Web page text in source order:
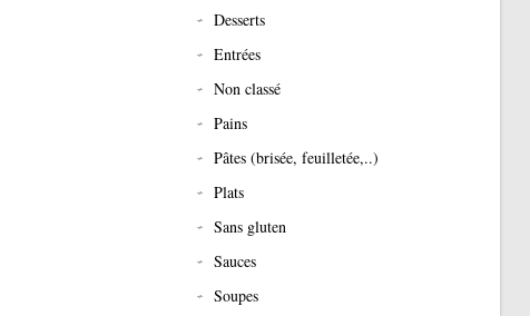
Desserts
Entrées
Non classé
Pains
Pâtes (brisée, feuilletée,..)
Plats
Sans gluten
Sauces
Soupes